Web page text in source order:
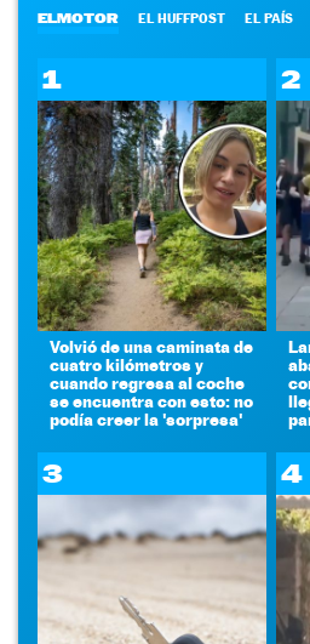
ELMOTOR EL HUFFPOST EL PAÍS
1
Volvió de una caminata de
cuatro kilómetros y
cuando regresa al coche
se encuentra con esto: no
podía creer la 'sorpresa'
2
3 4